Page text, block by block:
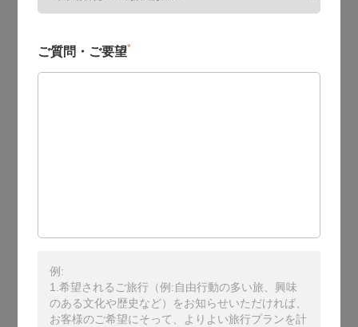
ご質問・ご要望*
例:
1.希望されるご旅行（例:自由行動の多い旅、興味
のある文化や歴史など）をお知らせいただければ、
お客様のご希望にそって、よりよい旅行プランを計